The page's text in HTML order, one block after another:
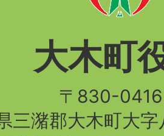
大木町
〒830-
三潴郡大木町大